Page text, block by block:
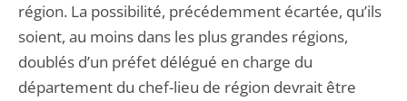
région. La possibilité, précédemment écartée, qu’ils
soient, au moins dans les plus grandes régions,
doublés d’un préfet délégué en charge du
département du chef-lieu de région devrait être